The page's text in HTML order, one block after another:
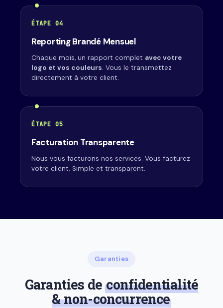
ÉTAPE 04
Reporting Brandé Mensuel
Chaque mois, un rapport complet avec votre
logo et vos couleurs. Vous le transmettez
directement à votre client.
ÉTAPE 05
Facturation Transparente
Nous vous facturons nos services. Vous facturez
votre client. Simple et transparent.
Garanties
Garanties deconfidentialité
& non-concurrence